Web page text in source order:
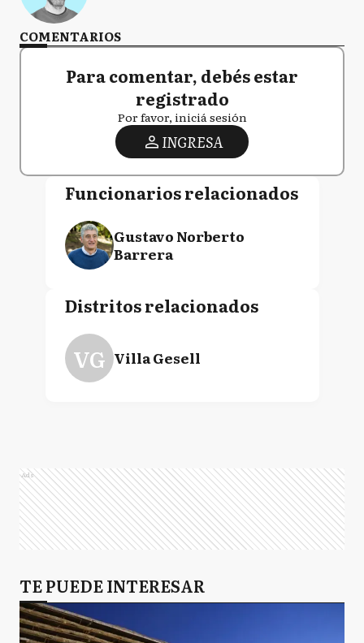
COMENTARIOS
Para comentar, debés estar
registrado
Por favor, iniciá sesión
INGRESA
Funcionarios relacionados
Gustavo Norberto
Barrera
Distritos relacionados
VG Villa Gesell
Ads
TE PUEDE INTERESAR